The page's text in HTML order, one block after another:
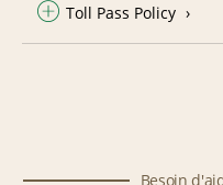
Toll Pass Policy
Besoin